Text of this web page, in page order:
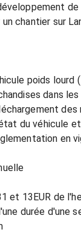
chantier sur
poids
dans
des
du véhicule
en
et 13EUR de
durée d'une